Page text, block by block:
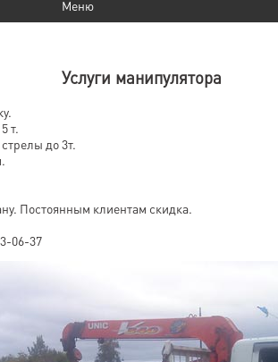
Услуги манипулятора
т.
до 3т.
Постоянным клиентам скидка.
06-37